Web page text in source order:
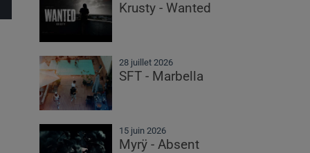
Krusty - Wanted
28 juillet 2026
SFT - Marbella
15 juin 2026
Myrÿ - Absent